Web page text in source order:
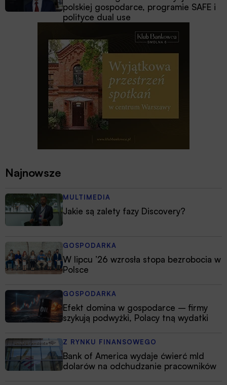
polskiej gospodarce, programie SAFE i
polityce dual use
Najnowsze
MULTIMEDIA
Jakie są zalety fazy Discovery?
GOSPODARKA
W lipcu ’26 wzrosła stopa bezrobocia w
Polsce
GOSPODARKA
Efekt domina w gospodarce – firmy
szykują podwyżki, Polacy tną wydatki
Z RYNKU FINANSOWEGO
Bank of America wydaje ćwierć mld
dolarów na odchudzanie pracowników